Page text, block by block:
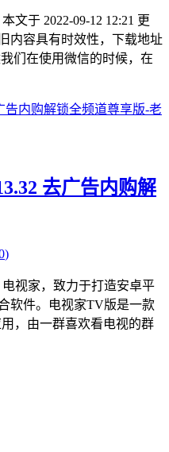
于 2022-09-12 12:21 更
内容具有时效性，下载地址
们在使用微信的时候，在
去广告内购解
)
视家，致力于打造安卓平
软件。电视家TV版是一款
，由一群喜欢看电视的群